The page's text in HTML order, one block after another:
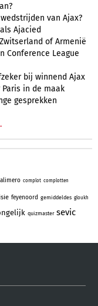
van Ajax?
Ajacied
of Armenië
Conference League
bij winnend Ajax
in de maak
gesprekken
complot complotten
feyenoord gemiddeldes gloukh
quizmaster sevic